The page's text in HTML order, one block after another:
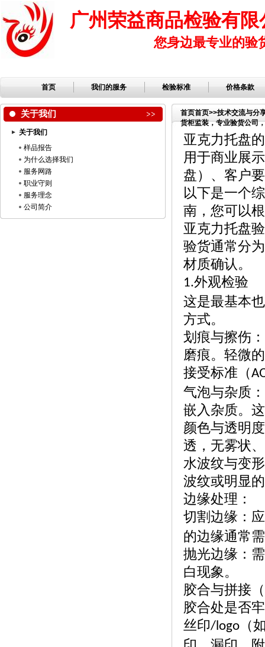
广州荣益商品检验有限
您身边最专业的验
首页 我们的服务 检验标准 价格条款
关于我们
关于我们
样品报告
为什么选择我们
服务网路
职业守则
服务理念
公司简介
首页首页>>技术交流与分
货柜监装，专业验货公司
检品公司，服装检品，鞋
亚克力托盘
用于商业展
盘）、客户
以下是一个
南，您可以
亚克力托盘
验货通常分
材质确认。
1.外观检验
这是最基本
方式。
划痕与擦伤
磨痕。轻微
接受标准（
气泡与杂质
嵌入杂质。
颜色与透明
透，无雾状
水波纹与变
波纹或明显
边缘处理：
切割边缘：
的边缘通常
抛光边缘：
白现象。
胶合与拼接
胶合处是否
丝印/logo （